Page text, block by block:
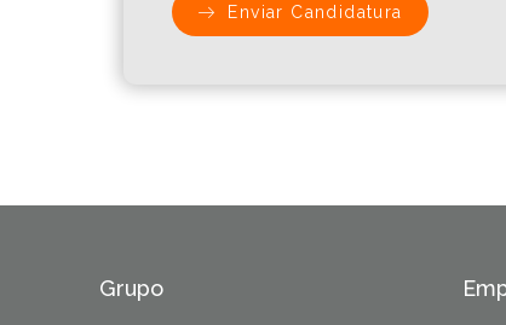
Enviar Candidatura
Grupo